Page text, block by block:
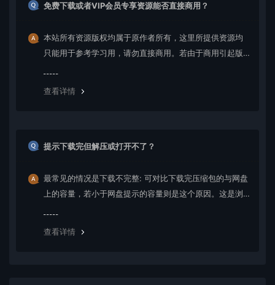
免费下载或者VIP会员专享资源能否直接商用？
本站所有资源版权均属于原作者所有，这里所提供资源均
只能用于参考学习用，请勿直接商用。若由于商用引起版
查看详情
提示下载完但解压或打开不了？
最常见的情况是下载不完整: 可对比下载完压缩包的与网盘
上的容量，若小于网盘提示的容量则是这个原因。这是浏
查看详情